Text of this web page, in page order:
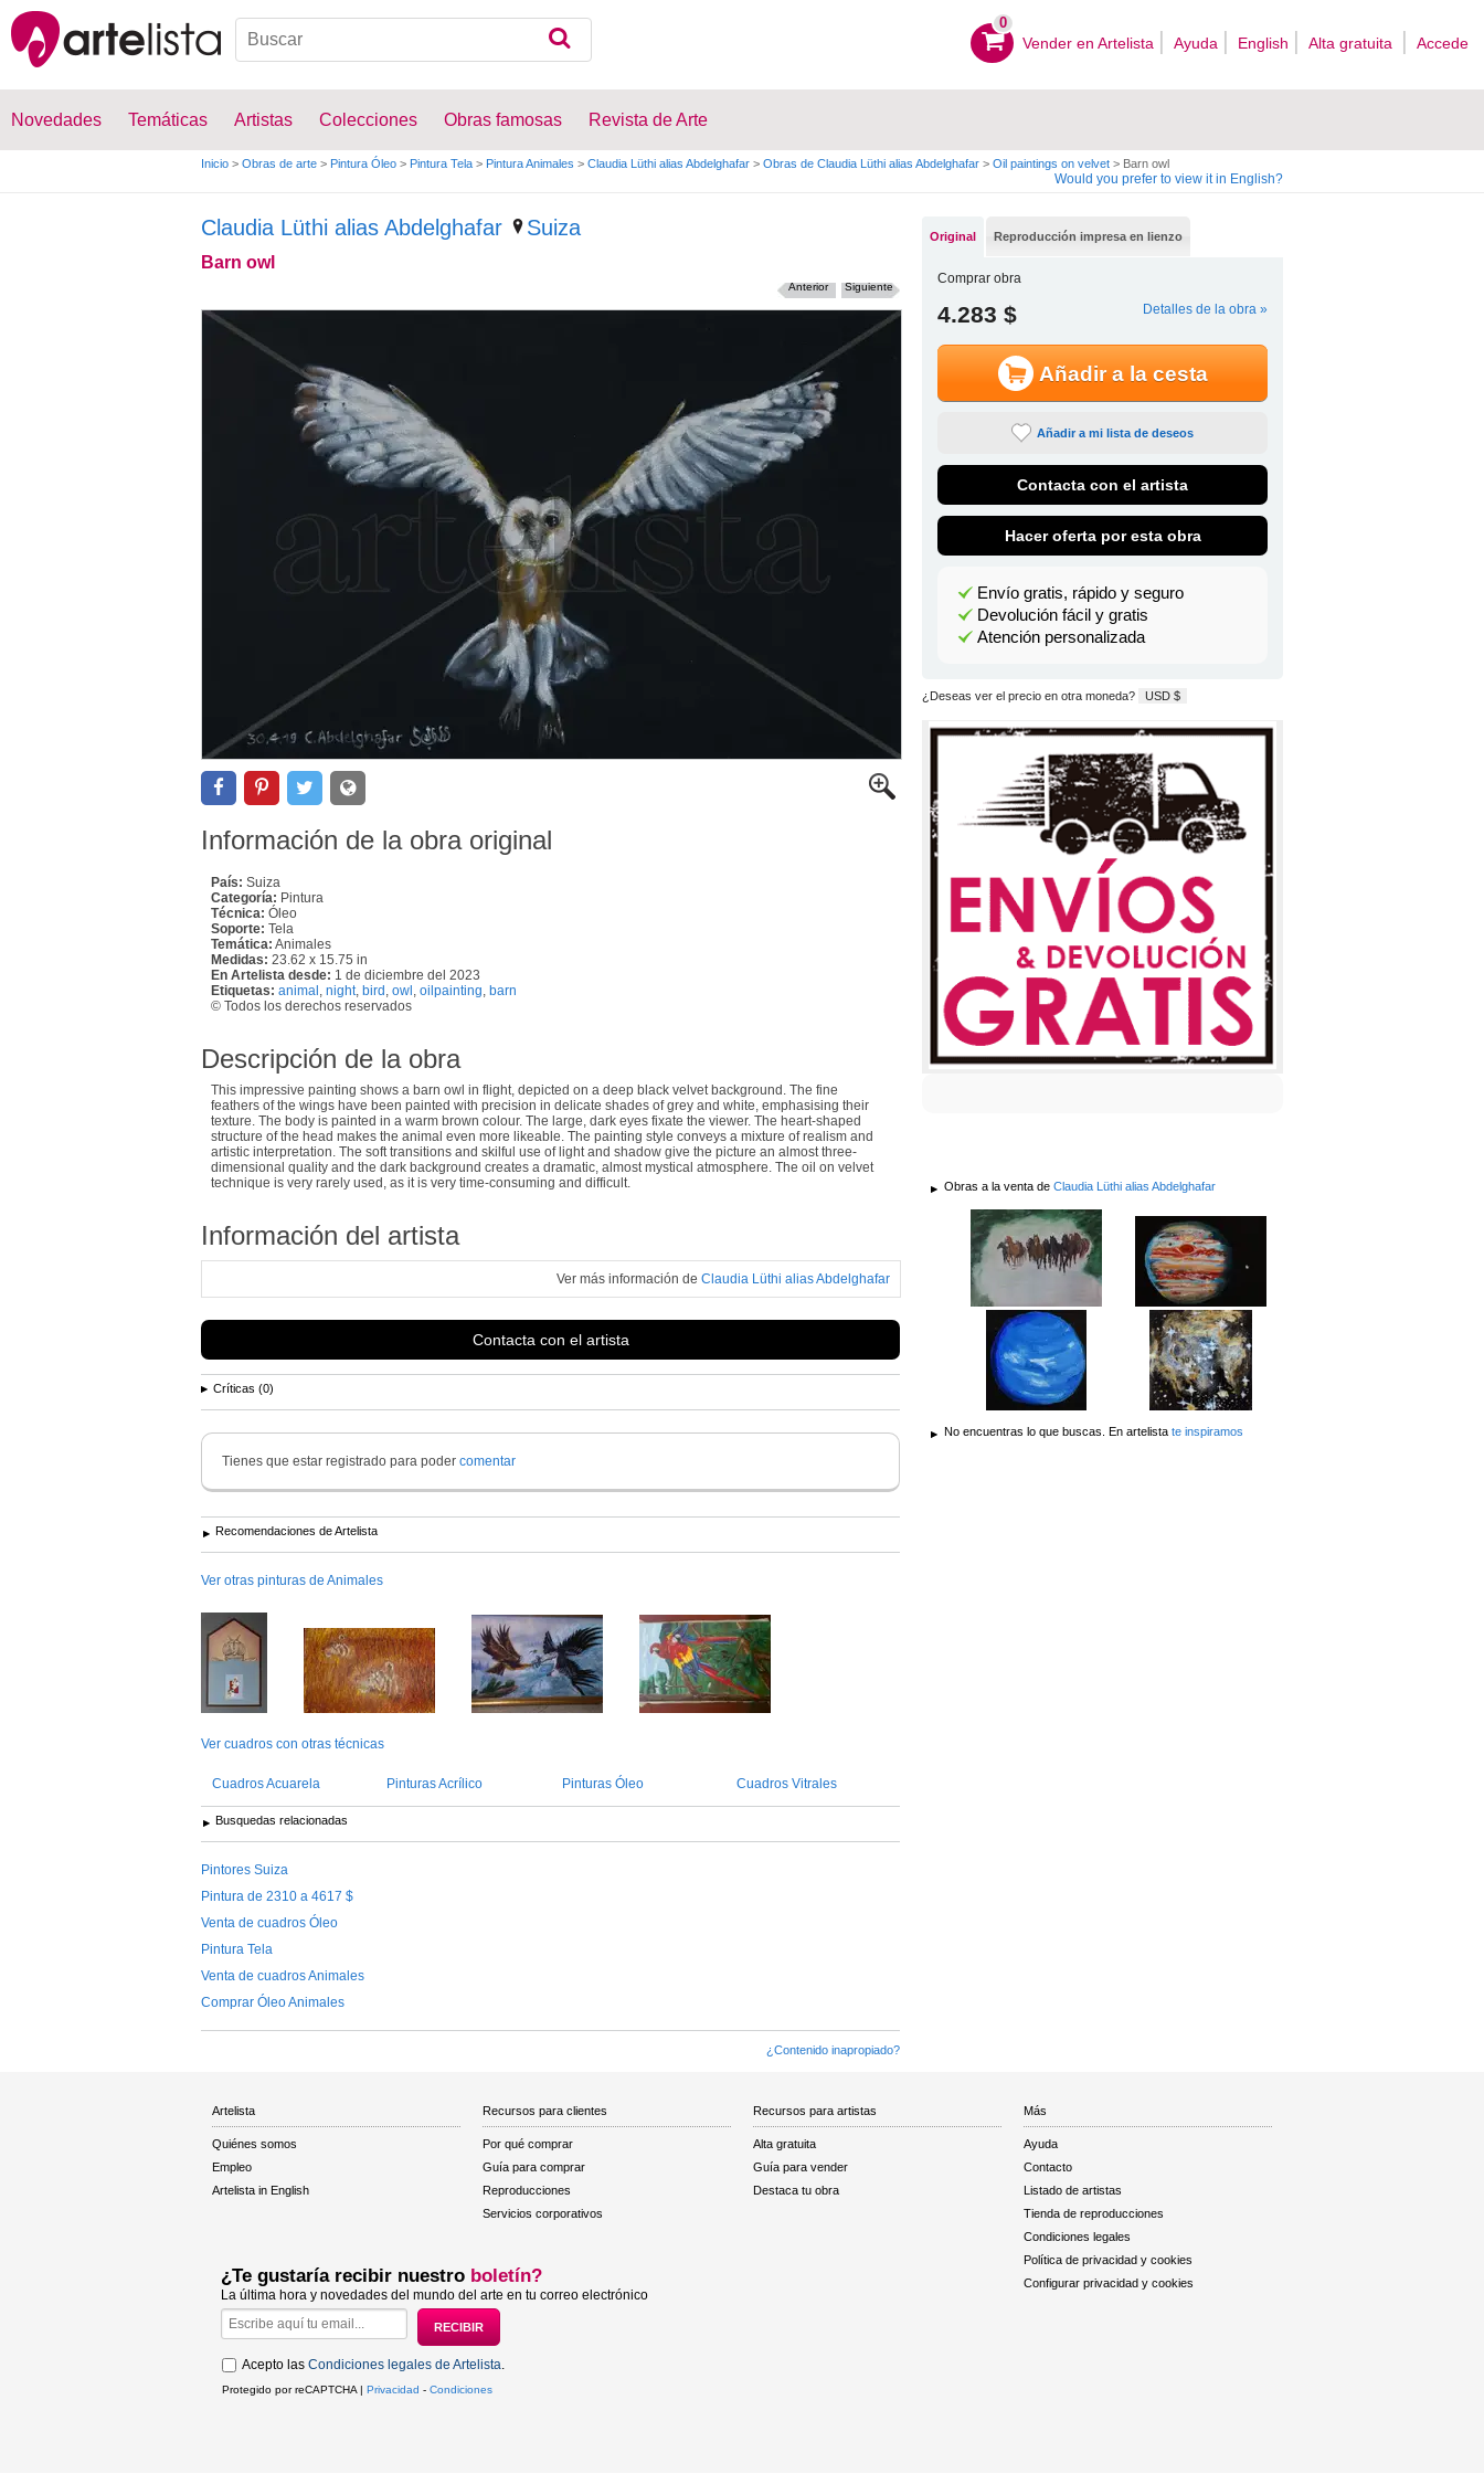
0
Vender en Artelista Ayuda English Alta gratuita Accede
Novedades Temáticas Artistas Colecciones Obras famosas Revista de Arte
Inicio > Obras de arte > Pintura Óleo > Pintura Tela > Pintura Animales > Claudia Lüthi alias Abdelghafar > Obras de Claudia Lüthi alias Abdelghafar > Oil paintings on velvet > Barn owl
Would you prefer to view it in English?
Claudia Lüthi alias Abdelghafar Suiza
Barn owl
Siguiente
Anterior
Información de la obra original
País: Suiza
Categoría: Pintura
Técnica: Óleo
Soporte: Tela
Temática: Animales
Medidas: 23.62 x 15.75 in
En Artelista desde: 1 de diciembre del 2023
Etiquetas: animal night, bird owl oilpainting barn
© Todos los derechos reservados
Descripción de la obra
This impressive painting shows a barn owl in flight, depicted on a deep black velvet background. The fine
feathers of the wings have been painted with precision in delicate shades of grey and white, emphasising their
texture. The body is painted in a warm brown colour. The large, dark eyes fixate the viewer. The heart-shaped
structure of the head makes the animal even more likeable. The painting style conveys a mixture of realism and
artistic interpretation. The soft transitions and skilful use of light and shadow give the picture an almost three-
dimensional quality and the dark background creates a dramatic, almost mystical atmosphere. The oil on velvet
technique is very rarely used, as it is very time-consuming and difficult.
Información del artista
Ver más información de Claudia Lüthi alias Abdelghafar
Contacta con el artista
Críticas (0)
Tienes que estar registrado para poder comentar
Recomendaciones de Artelista
Ver otras pinturas de Animales
Ver cuadros con otras técnicas
Cuadros Acuarela Pinturas Acrílico Pinturas Óleo Cuadros Vitrales
Busquedas relacionadas
Pintores Suiza
Pintura de 2310 a 4617 $
Venta de cuadros Óleo
Pintura Tela
Venta de cuadros Animales
Comprar Óleo Animales
¿Contenido inapropiado?
Original Reproducción impresa en lienzo
Comprar obra
4.283 $ Detalles de la obra »
Añadir a la cesta
Añadir a mi lista de deseos
Contacta con el artista
Hacer oferta por esta obra
Envío gratis, rápido y seguro
Devolución fácil y gratis
Atención personalizada
¿Deseas ver el precio en otra moneda? USD $
Obras a la venta de Claudia Lüthi alias Abdelghafar
No encuentras lo que buscas. En artelista te inspiramos
Artelista
Quiénes somos
Empleo
Artelista in English
Recursos para clientes
Por qué comprar
Guía para comprar
Reproducciones
Servicios corporativos
Recursos para artistas
Alta gratuita
Guía para vender
Destaca tu obra
Más
Ayuda
Contacto
Listado de artistas
Tienda de reproducciones
Condiciones legales
Política de privacidad y cookies
Configurar privacidad y cookies
¿Te gustaría recibir nuestro boletín?
La última hora y novedades del mundo del arte en tu correo electrónico
Acepto las Condiciones legales de Artelista
Protegido por reCAPTCHA | Privacidad - Condiciones